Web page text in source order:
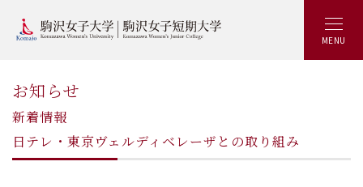
MENU
お知らせ
新着情報
日テレ・東京ヴェルディベレーザとの取り組み